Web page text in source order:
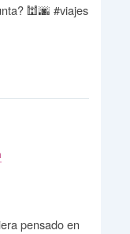
🕍🌆 #viajes
pensado en